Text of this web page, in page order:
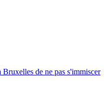
de ne pas s'immiscer